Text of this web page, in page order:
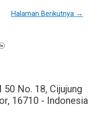
Halaman Berikutnya →
No. 18, Cijujung
16710 - Indonesia